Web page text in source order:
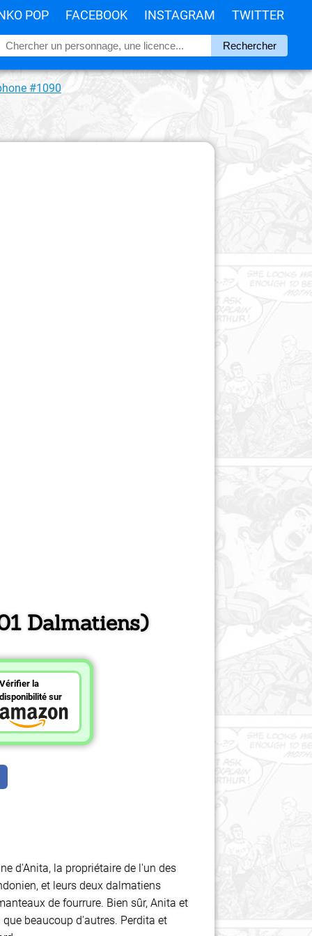
POP FACEBOOK INSTAGRAM TWITTER
#1090
Dalmatiens)
Vérifier la
disponibilité sur
d'Anita, la propriétaire de l'un des
et leurs deux dalmatiens
de fourrure. Bien sûr, Anita et
beaucoup d'autres. Perdita et